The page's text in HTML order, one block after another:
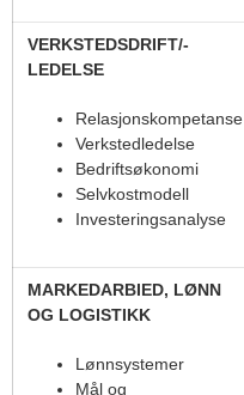
VERKSTEDSDRIFT/-
LEDELSE
Relasjonskompetanse
Verkstedledelse
Bedriftsøkonomi
Selvkostmodell
Investeringsanalyse
MARKEDARBIED, LØNN
OG LOGISTIKK
Lønnsystemer
Mål og